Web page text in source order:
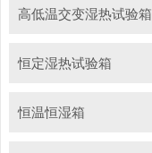
高低温交变湿热试验箱
恒定湿热试验箱
恒温恒湿箱